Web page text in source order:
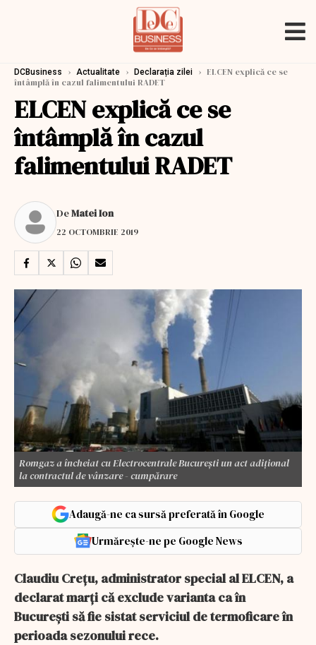
DCBusiness › Actualitate › Declarația zilei › ELCEN explică ce se
întâmplă în cazul falimentului RADET
ELCEN explică ce se
întâmplă în cazul
falimentului RADET
DeMatei Ion
22 OCTOMBRIE 2019
Romgaz a încheiat cu Electrocentrale Bucureşti un act adiţional
la contractul de vânzare - cumpărare
Adaugă-ne ca sursă preferată în Google
Urmărește-ne pe Google News
Claudiu Creţu, administrator special al ELCEN, a
declarat marţi că exclude varianta ca în
Bucureşti să fie sistat serviciul de termoficare în
perioada sezonului rece.